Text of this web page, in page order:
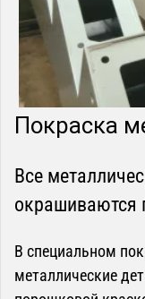
Покраска
Все
окрашиваются
В специальном
металлические